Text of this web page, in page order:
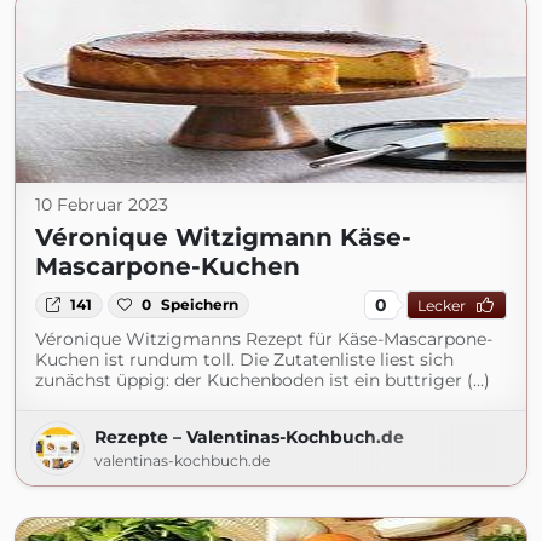
10 Februar 2023
Véronique Witzigmann Käse-
Mascarpone-Kuchen
141 0 Speichern 0 Lecker
Véronique Witzigmanns Rezept für Käse-Mascarpone-
Kuchen ist rundum toll. Die Zutatenliste liest sich
zunächst üppig: der Kuchenboden ist ein buttriger (...)
Rezepte – Valentinas-Kochbuch.de
valentinas-kochbuch.de